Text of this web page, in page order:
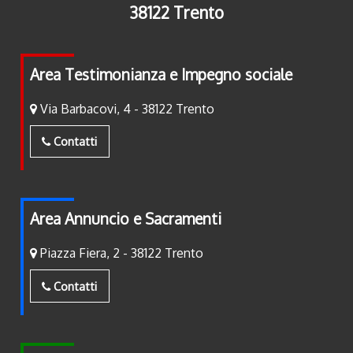
38122 Trento
Area Testimonianza e Impegno sociale
Via Barbacovi, 4 - 38122 Trento
Contatti
Area Annuncio e Sacramenti
Piazza Fiera, 2 - 38122 Trento
Contatti